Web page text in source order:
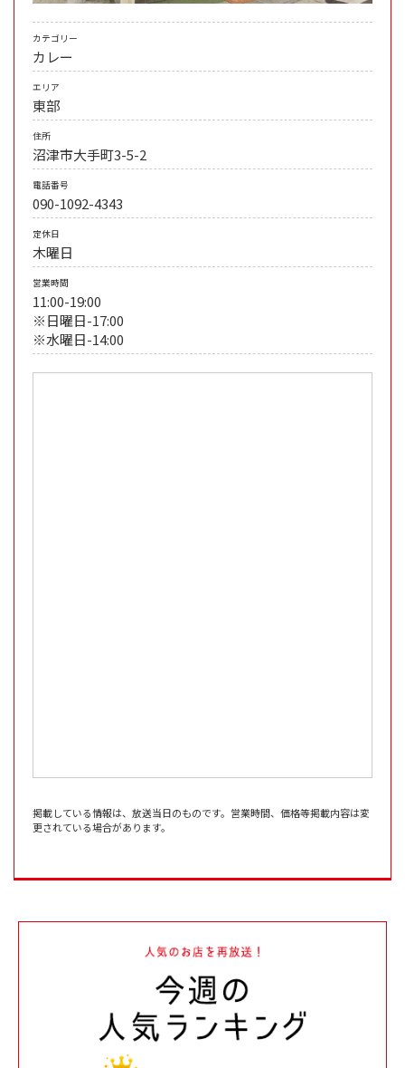
カテゴリー
カレー
エリア
東部
住所
沼津市大手町3-5-2
電話番号
090-1092-4343
定休日
木曜日
営業時間
11:00-19:00
※日曜日-17:00
※水曜日-14:00
掲載している情報は、放送当日のものです。営業時間、価格等掲載内容は変
更されている場合があります。